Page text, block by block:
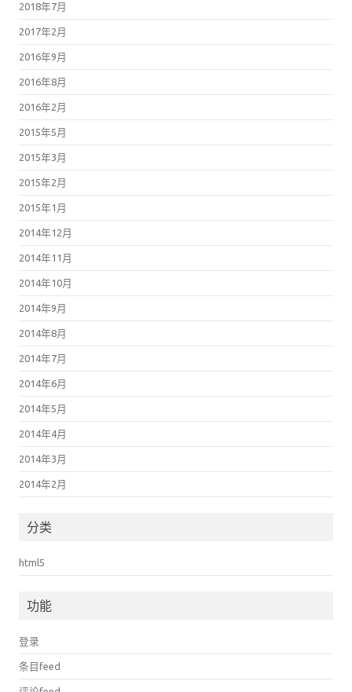
2018年7月
2017年2月
2016年9月
2016年8月
2016年2月
2015年5月
2015年3月
2015年2月
2015年1月
2014年12月
2014年11月
2014年10月
2014年9月
2014年8月
2014年7月
2014年6月
2014年5月
2014年4月
2014年3月
2014年2月
分类
html5
功能
登录
条目feed